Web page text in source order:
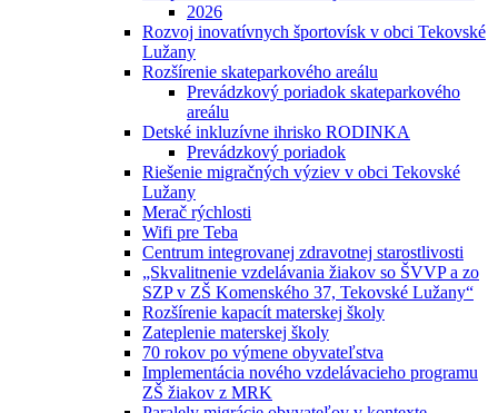
2026
Rozvoj inovatívnych športovísk v obci Tekovské
Lužany
Rozšírenie skateparkového areálu
Prevádzkový poriadok skateparkového
areálu
Detské inkluzívne ihrisko RODINKA
Prevádzkový poriadok
Riešenie migračných výziev v obci Tekovské
Lužany
Merač rýchlosti
Wifi pre Teba
Centrum integrovanej zdravotnej starostlivosti
„Skvalitnenie vzdelávania žiakov so ŠVVP a zo
SZP v ZŠ Komenského 37, Tekovské Lužany“
Rozšírenie kapacít materskej školy
Zateplenie materskej školy
70 rokov po výmene obyvateľstva
Implementácia nového vzdelávacieho programu
ZŠ žiakov z MRK